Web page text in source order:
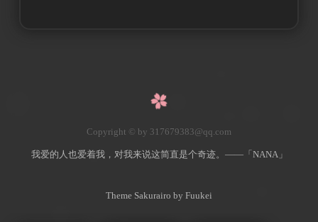
Copyright © by 317679383@qq.com
我爱的人也爱着我，对我来说这简直是个奇迹。——「NANA」
Theme Sakurairo by Fuukei